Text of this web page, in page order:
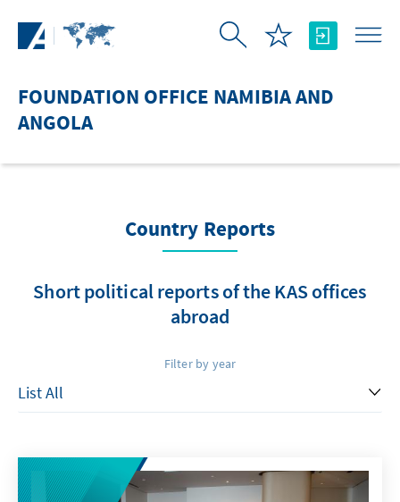
FOUNDATION OFFICE NAMIBIA AND
ANGOLA
Country Reports
Short political reports of the KAS offices
abroad
Filter by year